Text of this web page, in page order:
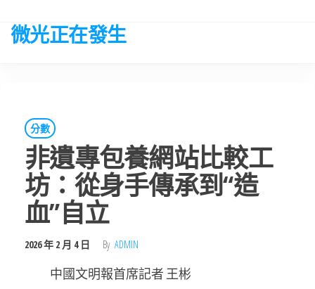
微光正在發生
分數
非遺專包養網站比較工
坊：從身手傳承到“造
血”自立
2026 年 2 月 4 日 By ADMIN
中國文明報首席記者 王彬